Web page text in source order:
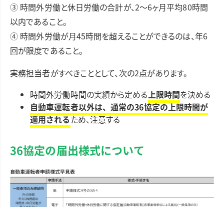
③ 時間外労働と休日労働の合計が、2～6ヶ月平均80時間
以内であること。
④ 時間外労働が月45時間を超えることができるのは、年6
回が限度であること。
実務担当者がすべきこととして、次の2点があります。
時間外労働時間の実績から定める上限時間を決める
自動車運転者以外は、通常の36協定の上限時間が
適用されるため、注意する
36協定の届出様式について